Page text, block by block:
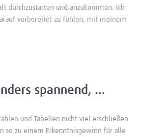
durchzustarten und anzukommen. Ich
vorbereitet zu fühlen, mit meinem
spannend, …
und Tabellen nicht viel erschließen
so zu einem Erkenntnisgewinn für alle